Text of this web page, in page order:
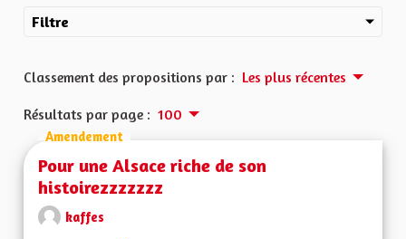
Filtre
Classement des propositions par : Les plus récentes
Résultats par page : 100
Amendement
Pour une Alsace riche de son
histoirezzzzzzz
kaffes